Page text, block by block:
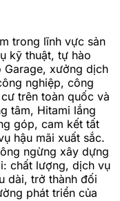
trong lĩnh vực sản
kỹ thuật, tự hào
xưởng dịch
nghiệp, công
trên toàn quốc và
tâm, Hitami lắng
góp, cam kết tất
hậu mãi xuất sắc.
ngừng xây dựng
chất lượng, dịch vụ
dài, trở thành đối
phát triển của